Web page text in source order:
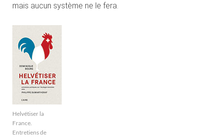
mais aucun système ne le fera.
Helvétiser la
France.
Entretiens de